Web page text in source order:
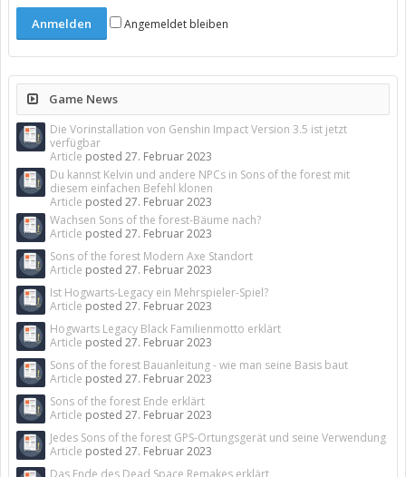
Angemeldet bleiben
Game News
Die Vorinstallation von Genshin Impact Version 3.5 ist jetzt
verfügbar
Article posted 27. Februar 2023
Du kannst Kelvin und andere NPCs in Sons of the forest mit
diesem einfachen Befehl klonen
Article posted 27. Februar 2023
Wachsen Sons of the forest-Bäume nach?
Article posted 27. Februar 2023
Sons of the forest Modern Axe Standort
Article posted 27. Februar 2023
Ist Hogwarts-Legacy ein Mehrspieler-Spiel?
Article posted 27. Februar 2023
Hogwarts Legacy Black Familienmotto erklärt
Article posted 27. Februar 2023
Sons of the forest Bauanleitung - wie man seine Basis baut
Article posted 27. Februar 2023
Sons of the forest Ende erklärt
Article posted 27. Februar 2023
Jedes Sons of the forest GPS-Ortungsgerät und seine Verwendung
Article posted 27. Februar 2023
Das Ende des Dead Space Remakes erklärt